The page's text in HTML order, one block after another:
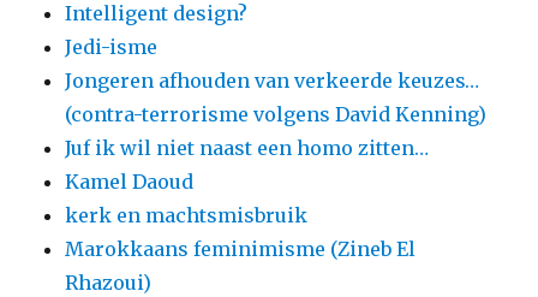
Intelligent design?
Jedi-isme
Jongeren afhouden van verkeerde keuzes…
(contra-terrorisme volgens David Kenning)
Juf ik wil niet naast een homo zitten…
Kamel Daoud
kerk en machtsmisbruik
Marokkaans feminimisme (Zineb El
Rhazoui)